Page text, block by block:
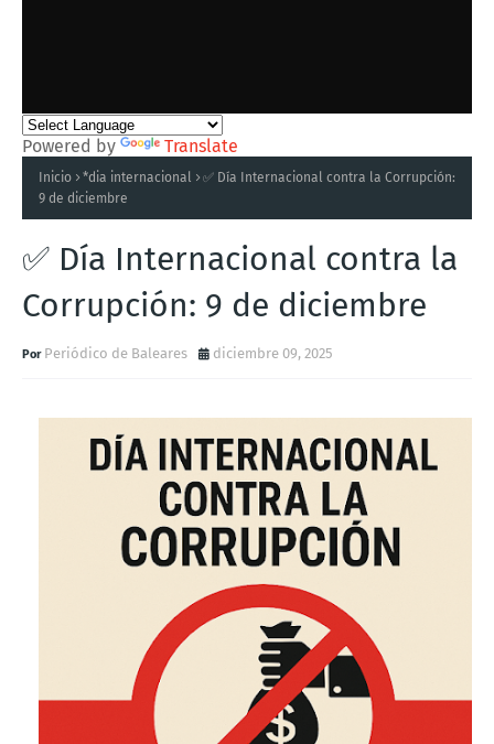
Powered by Translate
Inicio *dia internacional
✅ Día Internacional contra la Corrupción:
9 de diciembre
✅ Día Internacional contra la
Corrupción: 9 de diciembre
Periódico de Baleares diciembre 09, 2025